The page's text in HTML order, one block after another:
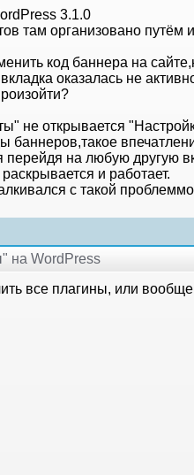
3.1.0
там организовано путём
код баннера на
оказалась не
не открывается
баннеров,такое
перейдя на любую другую
и работает.
с такой
на WordPress
все плагины, или вообще